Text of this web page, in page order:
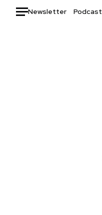
Newsletter Podcast